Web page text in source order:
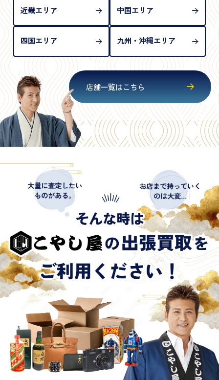
近畿エリア 中国エリア
四国エリア 九州・沖縄エリア
店舗一覧はこちら